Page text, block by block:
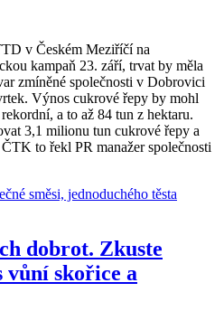
v Českém Meziříčí na
kampaň 23. září, trvat by měla
zmíněné společnosti v Dobrovici
Výnos cukrové řepy by mohl
a to až 84 tun z hektaru.
3,1 milionu tun cukrové řepy a
to řekl PR manažer společnosti
dobrot. Zkuste
vůní skořice a